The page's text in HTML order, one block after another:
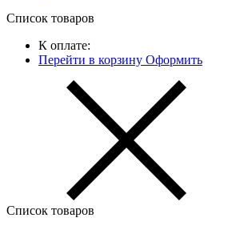
Список товаров
К оплате:
Перейти в корзину Оформить
Список товаров